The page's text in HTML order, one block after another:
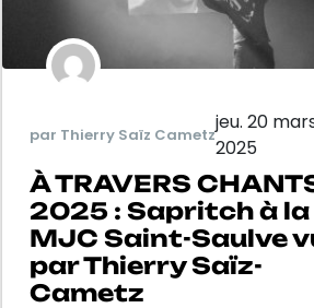
par Thierry Saïz Cametz
jeu. 20
2025
À TRAVERS
2025 : Sapritch à la
MJC Saint-Saulve
par Thierry Saïz-
Cametz